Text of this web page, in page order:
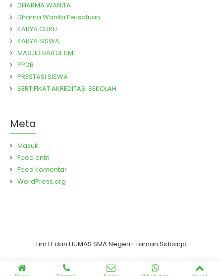
DHARMA WANITA
Dharna Wanita Persatuan
KARYA GURU
KARYA SISWA
MASJID BAITUL ILMI
PPDB
PRESTASI SISWA
SERTIFIKAT AKREDITASI SEKOLAH
Meta
Masuk
Feed entri
Feed komentar
WordPress.org
Tim IT dan HUMAS SMA Negeri 1 Taman Sidoarjo